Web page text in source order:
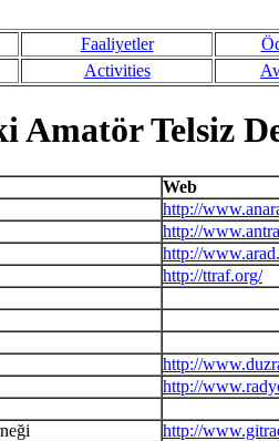
Faaliyetler
Activities
Amatör Telsiz
Web
http://
http://
http://
http://ttraf.org/
http://
http://
http://